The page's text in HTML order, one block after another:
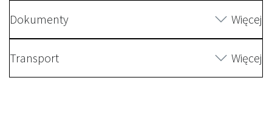
Dokumenty Więcej
Transport Więcej